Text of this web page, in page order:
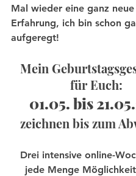
Mal wieder eine ganz neue
Erfahrung, ich bin schon
aufgeregt!
Mein
für Euch:
01.05. bis
zeichnen bis zum
Drei intensive online-
jede Menge